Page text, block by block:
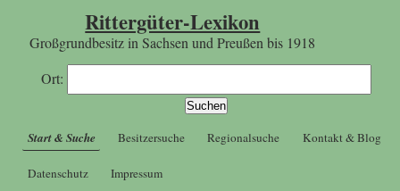
Rittergüter-Lexikon
Großgrundbesitz in Sachsen und Preußen bis 1918
Ort:
Start & Suche Besitzersuche Regionalsuche Kontakt & Blog
Datenschutz Impressum